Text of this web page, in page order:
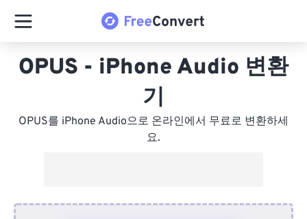
OPUS - iPhone Audio 변환
기
OPUS를 iPhone Audio으로 온라인에서 무료로 변환하세
요.